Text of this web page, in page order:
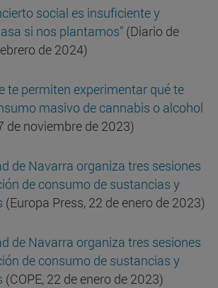
social es insuficiente y
si nos plantamos” (Diario de
de 2024)
te permiten experimentar qué te
masivo de cannabis o alcohol
de noviembre de 2023)
de Navarra organiza tres sesiones
de consumo de sustancias y
(Europa Press, 22 de enero de 2023)
de Navarra organiza tres sesiones
de consumo de sustancias y
(COPE, 22 de enero de 2023)